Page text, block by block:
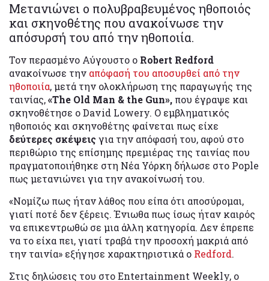
Μετανιώνει ο πολυβραβευμένος ηθοποιός
και σκηνοθέτης που ανακοίνωσε την
απόσυρσή του από την ηθοποιία.
Τον περασμένο Αύγουστο ο Robert Redford
ανακοίνωσε την απόφασή του αποσυρθεί από την
ηθοποιία, μετά την ολοκλήρωση της παραγωγής της
ταινίας,«The Old Man & the Gun», που έγραψε και
σκηνοθέτησε ο David Lowery. Ο εμβληματικός
ηθοποιός και σκηνοθέτης φαίνεται πως είχε
δεύτερες σκέψειςγια την απόφασή του, αφού στο
περιθώριο της επίσημης πρεμιέρας της ταινίας που
πραγματοποιήθηκε στη Νέα Υόρκη δήλωσε στο Pople
πως μετανιώνει για την ανακοίνωσή του.
«Νομίζω πως ήταν λάθος που είπα ότι αποσύρομαι,
γιατί ποτέ δεν ξέρεις. Ένιωθα πως ίσως ήταν καιρός
να επικεντρωθώ σε μια άλλη κατηγορία. Δεν έπρεπε
να το είχα πει, γιατί τραβά την προσοχή μακριά από
την ταινία» εξήγησε χαρακτηριστικά ο Redford.
Στις δηλώσεις του στο Entertainment Weekly, o